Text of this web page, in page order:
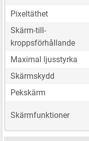
Pixeltäthet
Skärm-till-
kroppsförhållande
Maximal ljusstyrka
Skärmskydd
Pekskärm
Skärmfunktioner